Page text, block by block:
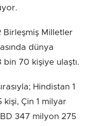
Birleşmiş Milletler
dünya
bin 70 kişiye ulaştı.
Hindistan 1
Çin 1 milyar
347 milyon 275